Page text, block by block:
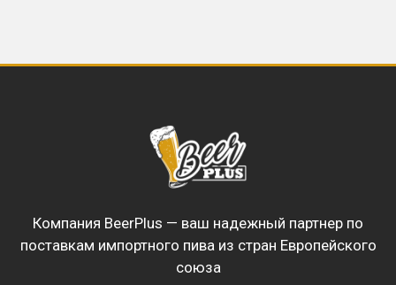
Компания BeerPlus — ваш надежный партнер по
поставкам импортного пива из стран Европейского
союза